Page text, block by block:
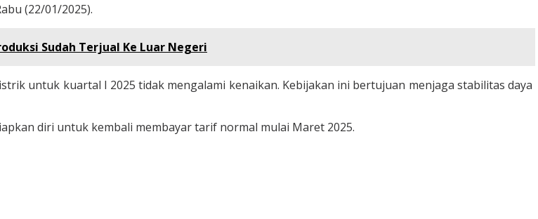
(22/01/2025).
Sudah Terjual Ke Luar Negeri
untuk kuartal I 2025 tidak mengalami kenaikan. Kebijakan ini bertujuan menjaga stabilitas daya
diri untuk kembali membayar tarif normal mulai Maret 2025.